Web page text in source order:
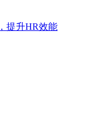
提升HR效能